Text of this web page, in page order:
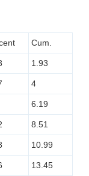
Cum.
1.93
4
6.19
8.51
10.99
13.45